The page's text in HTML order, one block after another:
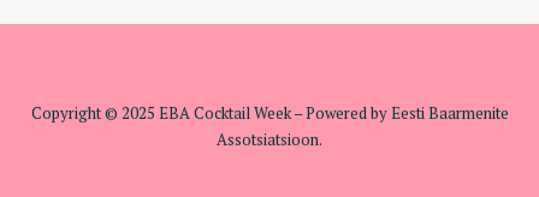
Copyright © 2025 EBA Cocktail Week – Powered by Eesti Baarmenite
Assotsiatsioon.